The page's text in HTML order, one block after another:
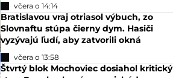
včera o 14:14
Bratislavou vraj otriasol výbuch, zo
Slovnaftu stúpa čierny dym. Hasiči
vyzývajú ľudí, aby zatvorili okná
včera o 13:58
Štvrtý blok Mochoviec dosiahol kritický